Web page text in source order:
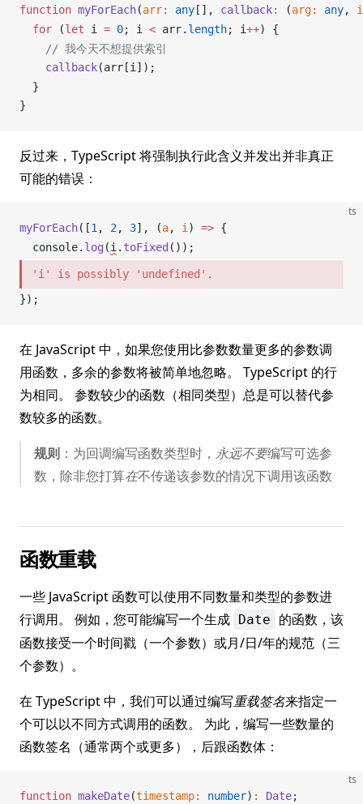
function myForEach(arr: any [], callback: (arg: any,
  for
(let i = 0; i < arr. length; i++) {
    // 我今天不想提供索引
callback(arr [i ]);
  }
}
反过来，TypeScript 将强制执行此含义并发出并非真正
可能的错误：
ts
myForEach([1 , 2, 3], (a, i ) => {
console. log (i . toFixed ());
'i' is possibly 'undefined'.
});
在 JavaScript 中，如果您使用比参数数量更多的参数调
用函数，多余的参数将被简单地忽略。 TypeScript 的行
为相同。 参数较少的函数（相同类型）总是可以替代参
数较多的函数。
规则 ：为回调编写函数类型时， 永远不要编写可选参
数，除非您打算在不传递该参数的情况下调用该函数
函数重载
一些 JavaScript 函数可以使用不同数量和类型的参数进
行调用。 例如，您可能编写一个生成
Date
的函数，该
函数接受一个时间戳（一个参数）或月/日/年的规范（三
个参数）。
在 TypeScript 中，我们可以通过编写重载签名来指定一
个可以以不同方式调用的函数。 为此，编写一些数量的
函数签名（通常两个或更多），后跟函数体：
ts
function makeDate(timestamp: number) : Date;